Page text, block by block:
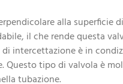
alla
il che rende questa
intercettazione è in
tipo di valvola è
tubazione.